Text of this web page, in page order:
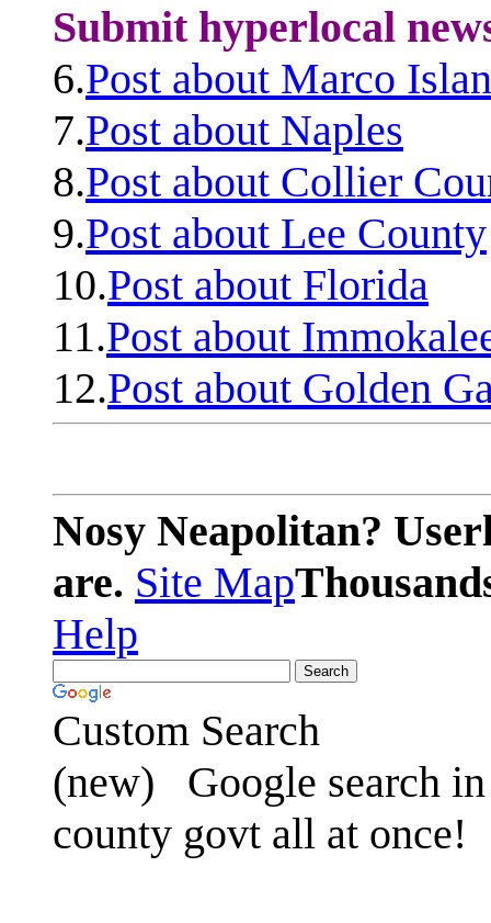
Submit hyperlocal
6.Post about Marco
7.Post about Naples
8.Post about Collier
9.Post about Lee County
10.Post about Florida
11.Post about
12.Post about Golden
Nosy Neapolitan?
are. Site Map
Help
Custom Search
(new)
Google search
county govt all at once!